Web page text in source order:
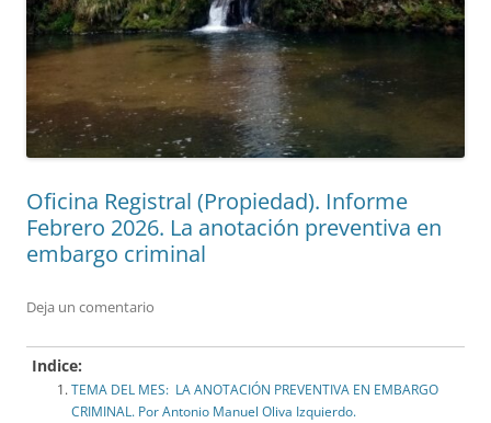
Oficina Registral (Propiedad). Informe
Febrero 2026. La anotación preventiva en
embargo criminal
Deja un comentario
Indice:
TEMA DEL MES: LA ANOTACIÓN PREVENTIVA EN EMBARGO
CRIMINAL. Por Antonio Manuel Oliva Izquierdo.